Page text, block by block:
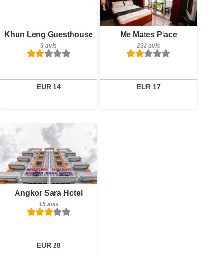
Khun Leng Guesthouse
3 avis
EUR 14
Me Mates Place
232 avis
EUR 17
Réserver
Angkor Sara Hotel
15 avis
EUR 28
Réserver